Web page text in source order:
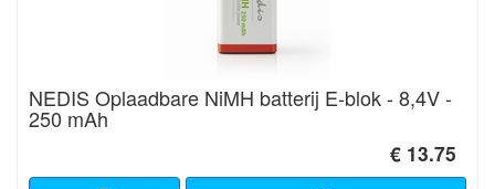
NEDIS Oplaadbare NiMH batterij E-blok - 8,4V -
250 mAh
€ 13.75